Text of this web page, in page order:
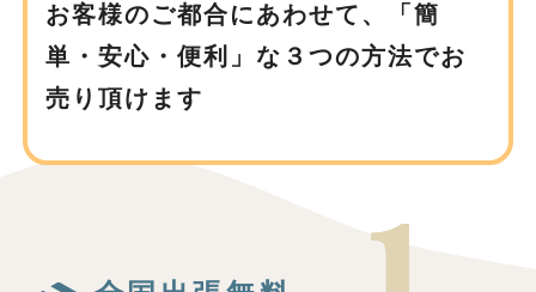
お客様のご都合にあわせて、
「簡
単・安心・便利」な３つの方法でお
売り頂けます